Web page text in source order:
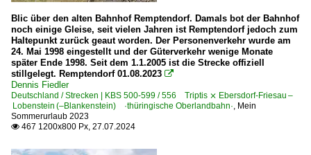
Blic über den alten Bahnhof Remptendorf. Damals bot der Bahnhof
noch einige Gleise, seit vielen Jahren ist Remptendorf jedoch zum
Haltepunkt zurück geaut worden. Der Personenverkehr wurde am
24. Mai 1998 eingestellt und der Güterverkehr wenige Monate
später Ende 1998. Seit dem 1.1.2005 ist die Strecke offiziell
stillgelegt. Remptendorf 01.08.2023 
Dennis Fiedler
Deutschland / Strecken | KBS 500-599 / 556 Triptis ⨯ Ebersdorf-Friesau –
Lobenstein (–Blankenstein) ·thüringische Oberlandbahn·, Mein
Sommerurlaub 2023
 467 1200x800 Px, 27.07.2024